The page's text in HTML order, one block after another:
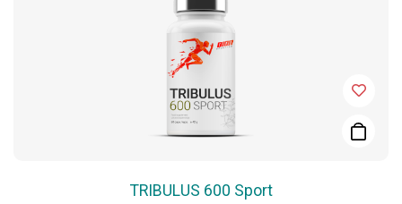
TRIBULUS 600 Sport